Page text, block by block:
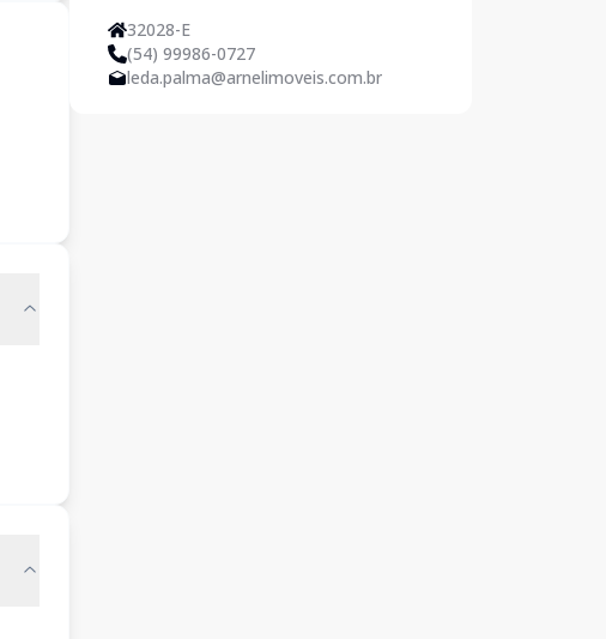
32028-E
(54) 99986-0727
leda.palma@arnelimoveis.com.br